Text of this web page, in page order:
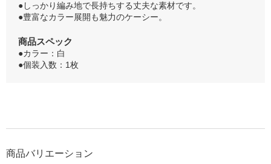
●しっかり編み地で長持ちする丈夫な素材です。
●豊富なカラー展開も魅力のケーシー。
商品スペック
●カラー：白
●個装入数：1枚
商品バリエーション